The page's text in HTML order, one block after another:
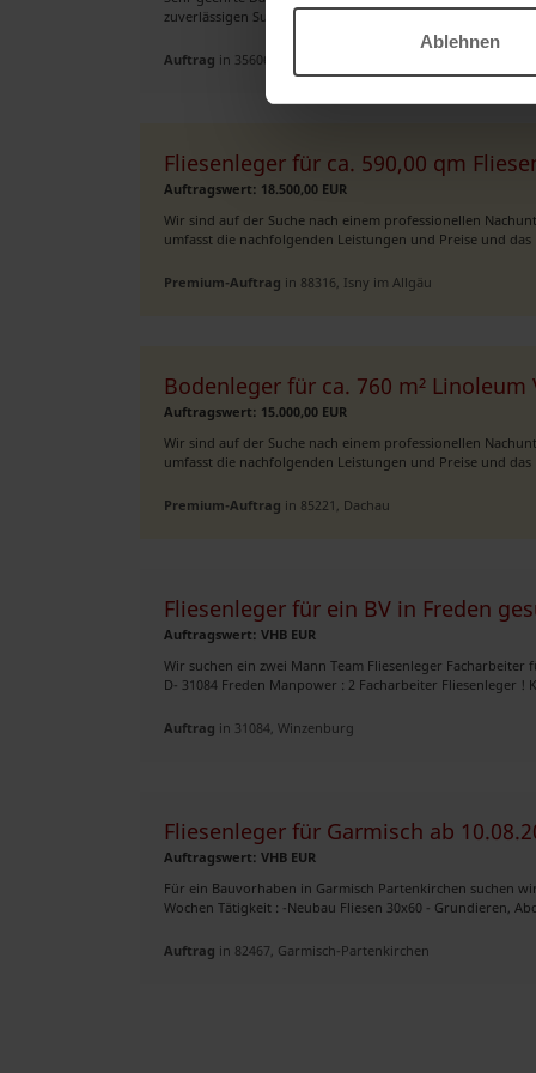
Ablehnen
zuverlässigen Subunternehmer für die Ausführung von
Auftrag in 35606, Solms
Fliesenleger für ca. 590,00 qm
Auftragswert: 18.500,00 EUR
Wir sind auf der Suche nach einem professionellen
umfasst die nachfolgenden Leistungen und Preise und das
Premium-Auftrag in 88316, Isny im Allgäu
Bodenleger für ca. 760 m²
Auftragswert: 15.000,00 EUR
Wir sind auf der Suche nach einem professionellen
umfasst die nachfolgenden Leistungen und Preise und das
Premium-Auftrag in 85221, Dachau
Fliesenleger für ein BV in Freden
Auftragswert: VHB EUR
Wir suchen ein zwei Mann Team Fliesenleger
D- 31084 Freden Manpower : 2 Facharbeiter Fliesenleger !
Auftrag in 31084, Winzenburg
Fliesenleger für Garmisch ab
Auftragswert: VHB EUR
Für ein Bauvorhaben in Garmisch Partenkirchen suchen
Wochen Tätigkeit : -Neubau Fliesen 30x60 - Grundieren,
Auftrag in 82467, Garmisch-Partenkirchen